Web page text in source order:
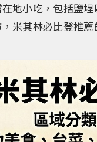
地小吃，包括鹽
米其林必比登推薦